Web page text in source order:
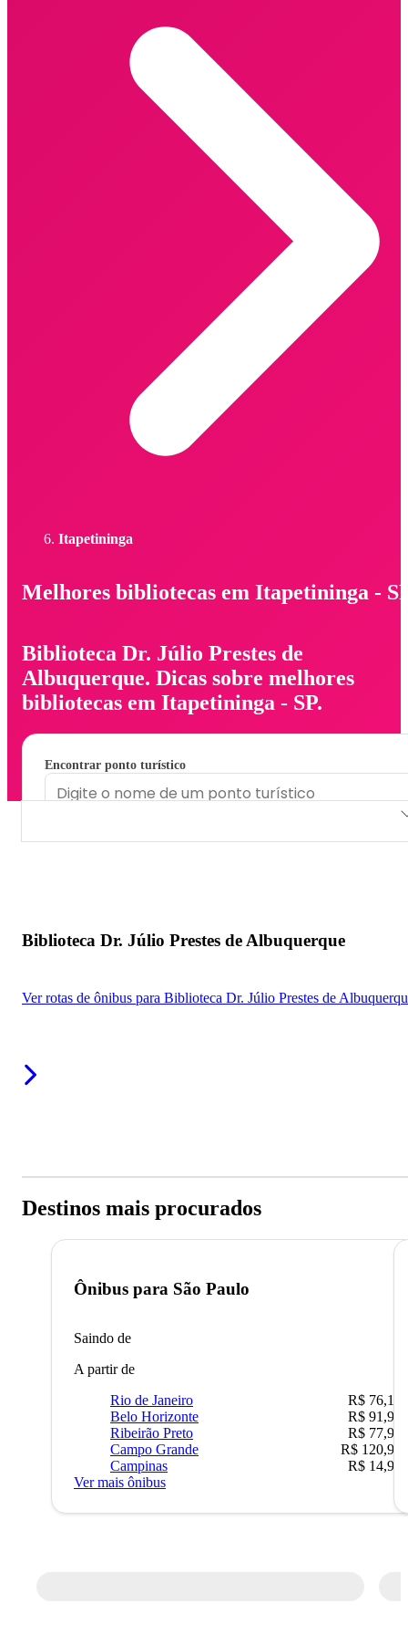
Itapetininga
Melhores bibliotecas em Itapetininga -
Biblioteca Dr. Júlio Prestes de
Albuquerque. Dicas sobre melhores
bibliotecas em Itapetininga - SP.
Encontrar ponto turístico
Biblioteca Dr. Júlio Prestes de Albuquerque
Ver rotas de ônibus para Biblioteca Dr. Júlio Prestes de
Destinos mais procurados
Ônibus para São Paulo
Saindo de
A partir de
Rio de Janeiro
R$ 76,10
Belo Horizonte
R$ 91,90
Ribeirão Preto
R$ 77,90
Campo Grande
R$ 120,90
Campinas
R$ 14,90
Ver mais ônibus